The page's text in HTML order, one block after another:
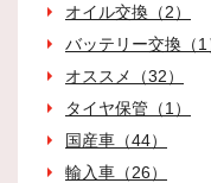
オイル交換（2）
バッテリー交換（1
オススメ（32）
タイヤ保管（1）
国産車（44）
輸入車（26）